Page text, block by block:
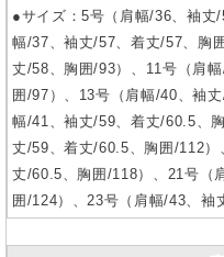
●サイズ：5号（肩幅/36、袖丈
幅/37、袖丈/57、着丈/57、胸
丈/58、胸囲/93）、11号（肩
囲/97）、13号（肩幅/40、袖
幅/41、袖丈/59、着丈/60.5、
丈/59、着丈/60.5、胸囲/112
丈/60.5、胸囲/118）、21号（
囲/124）、23号（肩幅/43、袖